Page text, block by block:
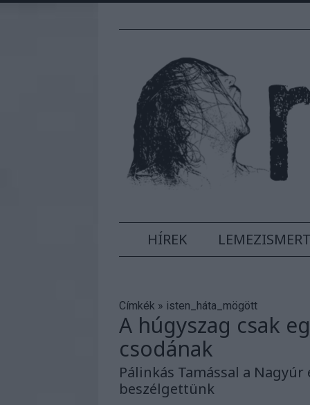
HÍREK
Címkék » isten_háta_mögött
A húgyszag csak
csodának
Pálinkás Tamással a
beszélgettünk